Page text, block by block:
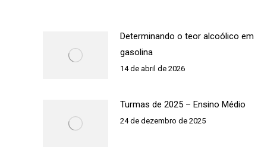
Determinando o teor alcoólico em
gasolina
14 de abril de 2026
Turmas de 2025 – Ensino Médio
24 de dezembro de 2025